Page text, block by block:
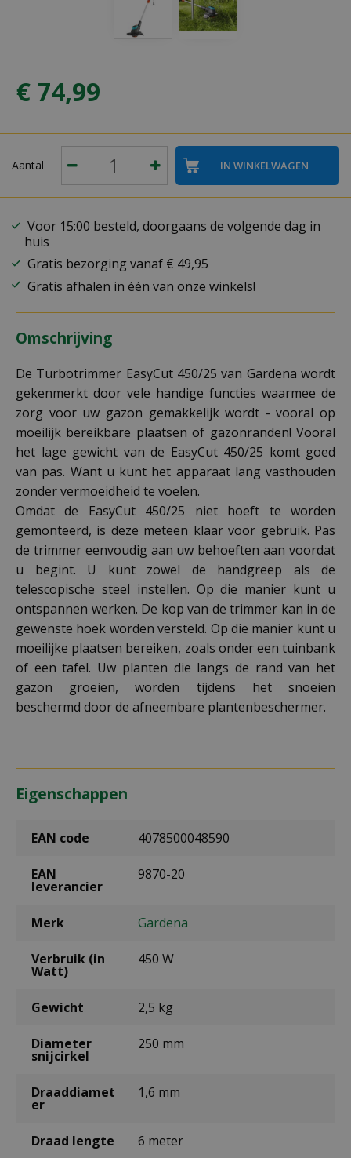
€ 74,99
Aantal
Voor 15:00 besteld, doorgaans de volgende dag in
huis
Gratis bezorging vanaf € 49,95
Gratis afhalen in één van onze winkels!
Omschrijving
De Turbotrimmer EasyCut 450/25 van Gardena wordt
gekenmerkt door vele handige functies waarmee de
zorg voor uw gazon gemakkelijk wordt - vooral op
moeilijk bereikbare plaatsen of gazonranden! Vooral
het lage gewicht van de EasyCut 450/25 komt goed
van pas. Want u kunt het apparaat lang vasthouden
zonder vermoeidheid te voelen.
Omdat de EasyCut 450/25 niet hoeft te worden
gemonteerd, is deze meteen klaar voor gebruik. Pas
de trimmer eenvoudig aan uw behoeften aan voordat
u begint. U kunt zowel de handgreep als de
telescopische steel instellen. Op die manier kunt u
ontspannen werken. De kop van de trimmer kan in de
gewenste hoek worden versteld. Op die manier kunt u
moeilijke plaatsen bereiken, zoals onder een tuinbank
of een tafel. Uw planten die langs de rand van het
gazon groeien, worden tijdens het snoeien
beschermd door de afneembare plantenbeschermer.
Eigenschappen
EAN code 4078500048590
EAN
leverancier
9870-20
Merk Gardena
Verbruik (in
Watt)
450 W
Gewicht 2,5 kg
Diameter
snijcirkel
250 mm
Draaddiamet
er
1,6 mm
Draad lengte 6 meter